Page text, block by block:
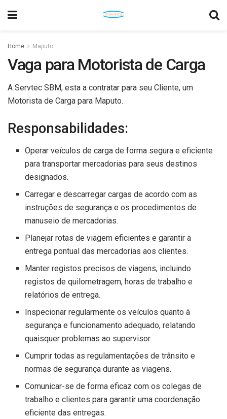
Home Maputo
Vaga para Motorista de Carga
A Servtec SBM, esta a contratar para seu Cliente, um
Motorista de Carga para Maputo.
Responsabilidades:
Operar veículos de carga de forma segura e eficiente
para transportar mercadorias para seus destinos
designados.
Carregar e descarregar cargas de acordo com as
instruções de segurança e os procedimentos de
manuseio de mercadorias.
Planejar rotas de viagem eficientes e garantir a
entrega pontual das mercadorias aos clientes.
Manter registos precisos de viagens, incluindo
registos de quilometragem, horas de trabalho e
relatórios de entrega.
Inspecionar regularmente os veículos quanto à
segurança e funcionamento adequado, relatando
quaisquer problemas ao supervisor.
Cumprir todas as regulamentações de trânsito e
normas de segurança durante as viagens.
Comunicar-se de forma eficaz com os colegas de
trabalho e clientes para garantir uma coordenação
eficiente das entregas.